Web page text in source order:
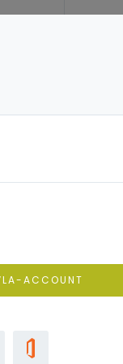
ACCOUNT